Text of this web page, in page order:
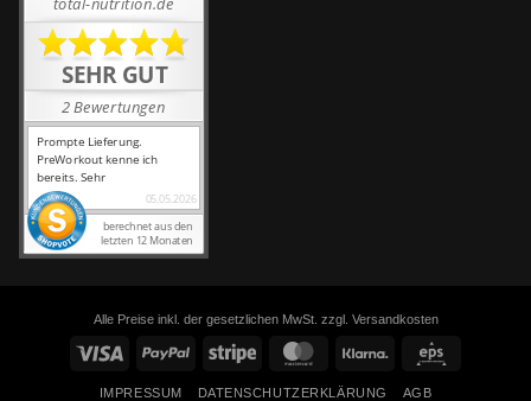
Alle Preise inkl. der gesetzlichen MwSt. zzgl. Versandkosten
Visa PayPal Stripe MasterCard Klarna
IMPRESSUM DATENSCHUTZERKLÄRUNG AGB